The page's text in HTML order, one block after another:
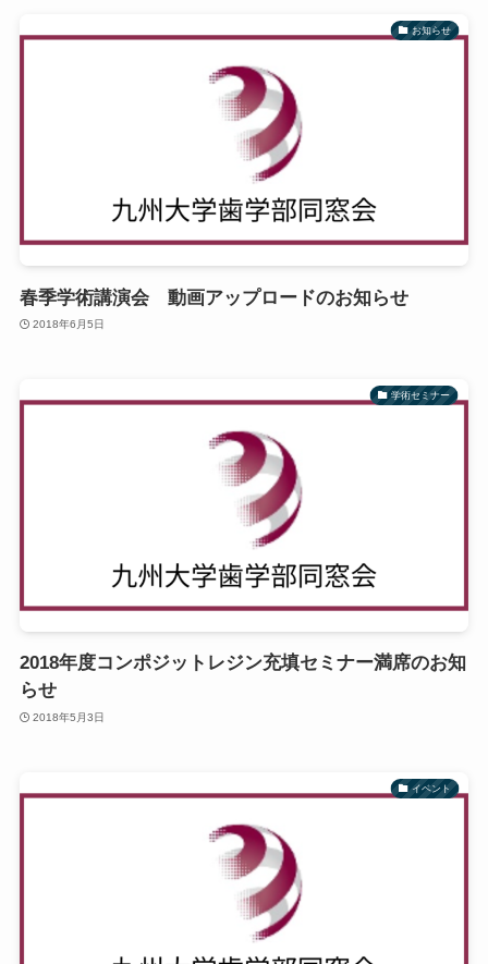
お知らせ
春季学術講演会 動画アップロードのお知らせ
2018年6月5日
学術セミナー
2018年度コンポジットレジン充填セミナー満席のお知
らせ
2018年5月3日
イベント